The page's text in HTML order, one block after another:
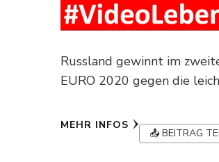
Russland gewinnt im
EURO 2020 gegen die
MEHR INFOS
📤 BEITRAG